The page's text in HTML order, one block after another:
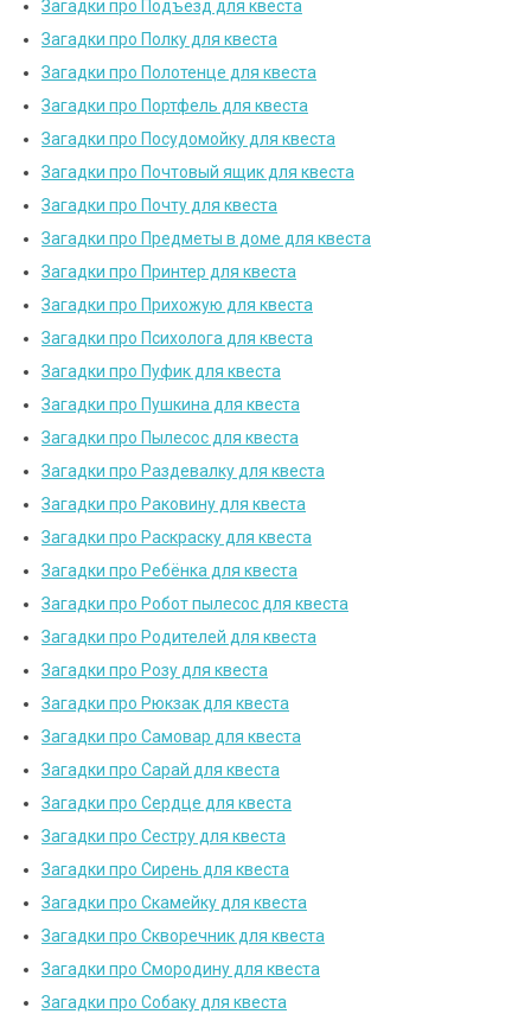
Загадки про Подъезд для квеста
Загадки про Полку для квеста
Загадки про Полотенце для квеста
Загадки про Портфель для квеста
Загадки про Посудомойку для квеста
Загадки про Почтовый ящик для квеста
Загадки про Почту для квеста
Загадки про Предметы в доме для квеста
Загадки про Принтер для квеста
Загадки про Прихожую для квеста
Загадки про Психолога для квеста
Загадки про Пуфик для квеста
Загадки про Пушкина для квеста
Загадки про Пылесос для квеста
Загадки про Раздевалку для квеста
Загадки про Раковину для квеста
Загадки про Раскраску для квеста
Загадки про Ребёнка для квеста
Загадки про Робот пылесос для квеста
Загадки про Родителей для квеста
Загадки про Розу для квеста
Загадки про Рюкзак для квеста
Загадки про Самовар для квеста
Загадки про Сарай для квеста
Загадки про Сердце для квеста
Загадки про Сестру для квеста
Загадки про Сирень для квеста
Загадки про Скамейку для квеста
Загадки про Скворечник для квеста
Загадки про Смородину для квеста
Загадки про Собаку для квеста